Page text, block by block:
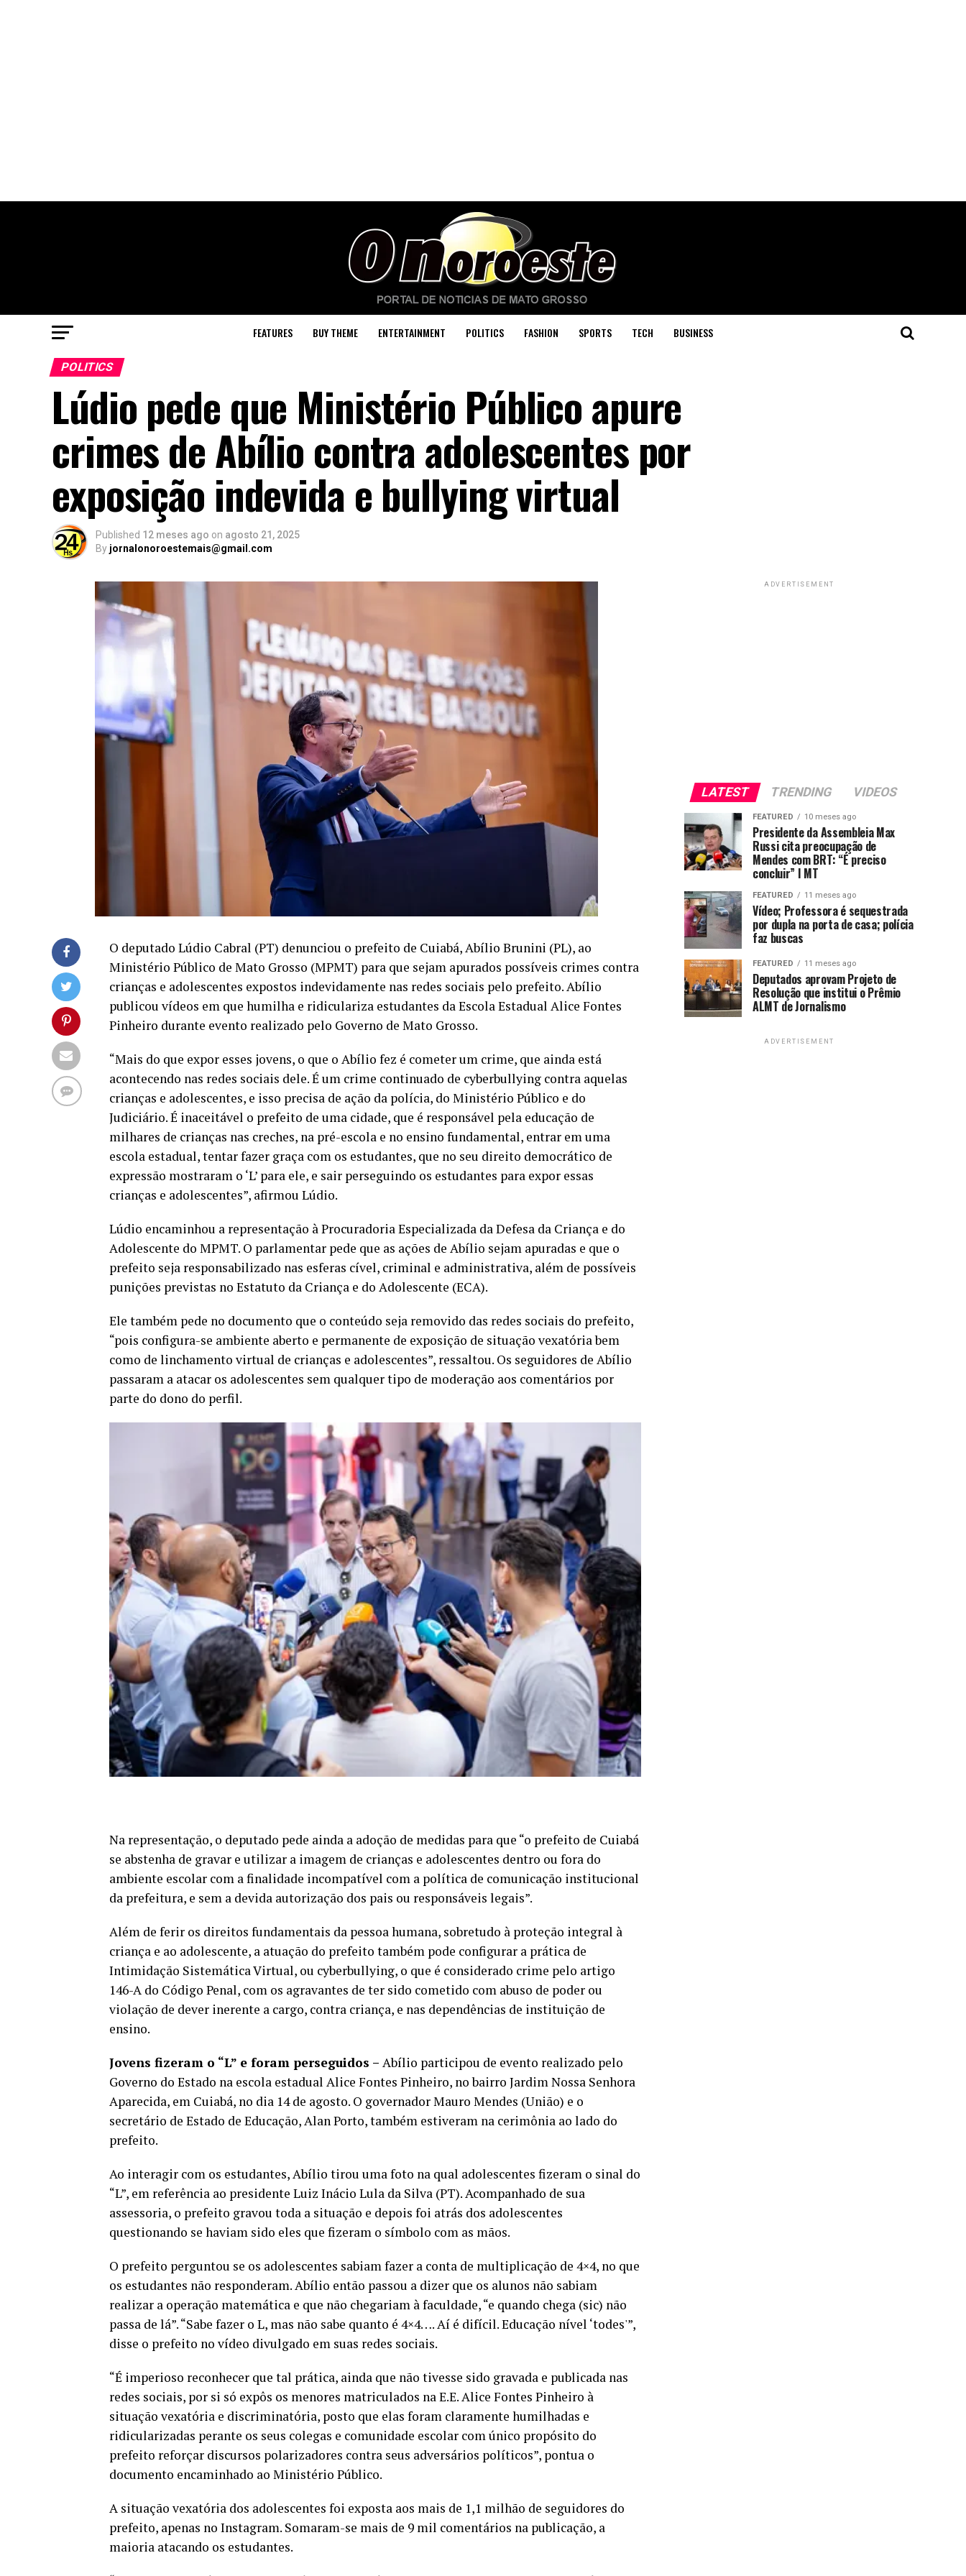
FEATURES BUY THEME ENTERTAINMENT POLITICS FASHION SPORTS TECH BUSINESS
POLITICS
Lúdio pede que Ministério Público apure
crimes de Abílio contra adolescentes por
exposição indevida e bullying virtual
Published 12 meses ago on agosto 21, 2025
By jornalonoroestemais@gmail.com
O deputado Lúdio Cabral (PT) denunciou o prefeito de Cuiabá, Abílio Brunini (PL), ao
Ministério Público de Mato Grosso (MPMT) para que sejam apurados possíveis crimes contra
crianças e adolescentes expostos indevidamente nas redes sociais pelo prefeito. Abílio
publicou vídeos em que humilha e ridiculariza estudantes da Escola Estadual Alice Fontes
Pinheiro durante evento realizado pelo Governo de Mato Grosso.
“Mais do que expor esses jovens, o que o Abílio fez é cometer um crime, que ainda está
acontecendo nas redes sociais dele. É um crime continuado de cyberbullying contra aquelas
crianças e adolescentes, e isso precisa de ação da polícia, do Ministério Público e do
Judiciário. É inaceitável o prefeito de uma cidade, que é responsável pela educação de
milhares de crianças nas creches, na pré-escola e no ensino fundamental, entrar em uma
escola estadual, tentar fazer graça com os estudantes, que no seu direito democrático de
expressão mostraram o ‘L’ para ele, e sair perseguindo os estudantes para expor essas
crianças e adolescentes”, afirmou Lúdio.
Lúdio encaminhou a representação à Procuradoria Especializada da Defesa da Criança e do
Adolescente do MPMT. O parlamentar pede que as ações de Abílio sejam apuradas e que o
prefeito seja responsabilizado nas esferas cível, criminal e administrativa, além de possíveis
punições previstas no Estatuto da Criança e do Adolescente (ECA).
Ele também pede no documento que o conteúdo seja removido das redes sociais do prefeito,
“pois configura-se ambiente aberto e permanente de exposição de situação vexatória bem
como de linchamento virtual de crianças e adolescentes”, ressaltou. Os seguidores de Abílio
passaram a atacar os adolescentes sem qualquer tipo de moderação aos comentários por
parte do dono do perfil.
Na representação, o deputado pede ainda a adoção de medidas para que “o prefeito de Cuiabá
se abstenha de gravar e utilizar a imagem de crianças e adolescentes dentro ou fora do
ambiente escolar com a finalidade incompatível com a política de comunicação institucional
da prefeitura, e sem a devida autorização dos pais ou responsáveis legais”.
Além de ferir os direitos fundamentais da pessoa humana, sobretudo à proteção integral à
criança e ao adolescente, a atuação do prefeito também pode configurar a prática de
Intimidação Sistemática Virtual, ou cyberbullying, o que é considerado crime pelo artigo
146-A do Código Penal, com os agravantes de ter sido cometido com abuso de poder ou
violação de dever inerente a cargo, contra criança, e nas dependências de instituição de
ensino.
Jovens fizeram o “L” e foram perseguidos – Abílio participou de evento realizado pelo
Governo do Estado na escola estadual Alice Fontes Pinheiro, no bairro Jardim Nossa Senhora
Aparecida, em Cuiabá, no dia 14 de agosto. O governador Mauro Mendes (União) e o
secretário de Estado de Educação, Alan Porto, também estiveram na cerimônia ao lado do
prefeito.
Ao interagir com os estudantes, Abílio tirou uma foto na qual adolescentes fizeram o sinal do
“L”, em referência ao presidente Luiz Inácio Lula da Silva (PT). Acompanhado de sua
assessoria, o prefeito gravou toda a situação e depois foi atrás dos adolescentes
questionando se haviam sido eles que fizeram o símbolo com as mãos.
O prefeito perguntou se os adolescentes sabiam fazer a conta de multiplicação de 4×4, no que
os estudantes não responderam. Abílio então passou a dizer que os alunos não sabiam
realizar a operação matemática e que não chegariam à faculdade, “e quando chega (sic) não
passa de lá”. “Sabe fazer o L, mas não sabe quanto é 4×4…. Aí é difícil. Educação nível ‘todes'”,
disse o prefeito no vídeo divulgado em suas redes sociais.
“É imperioso reconhecer que tal prática, ainda que não tivesse sido gravada e publicada nas
redes sociais, por si só expôs os menores matriculados na E.E. Alice Fontes Pinheiro à
situação vexatória e discriminatória, posto que elas foram claramente humilhadas e
ridicularizadas perante os seus colegas e comunidade escolar com único propósito do
prefeito reforçar discursos polarizadores contra seus adversários políticos”, pontua o
documento encaminhado ao Ministério Público.
A situação vexatória dos adolescentes foi exposta aos mais de 1,1 milhão de seguidores do
prefeito, apenas no Instagram. Somaram-se mais de 9 mil comentários na publicação, a
maioria atacando os estudantes.
ADVERTISEMENT
LATEST TRENDING VIDEOS
FEATURED 10 meses ago
Presidente da Assembleia Max
Russi cita preocupação de
Mendes com BRT: “É preciso
concluir” I MT
FEATURED 11 meses ago
Vídeo; Professora é sequestrada
por dupla na porta de casa; polícia
faz buscas
FEATURED 11 meses ago
Deputados aprovam Projeto de
Resolução que institui o Prêmio
ALMT de Jornalismo
ADVERTISEMENT